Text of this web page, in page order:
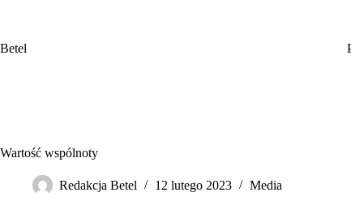
Betel
Wartość wspólnoty
Redakcja Betel 12 lutego 2023 Media